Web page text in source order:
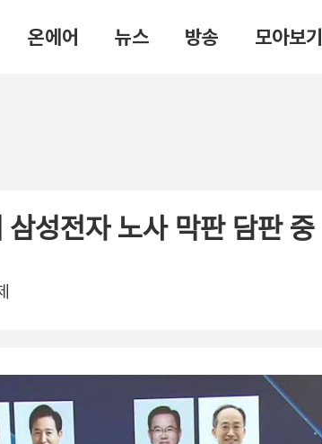
온에어 뉴스 방송 모아보기
삼성전자 노사 막판 담판 중